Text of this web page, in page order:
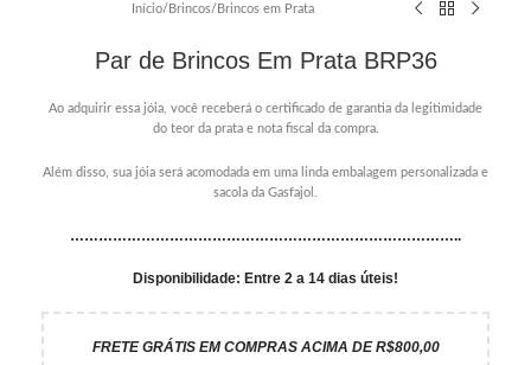
Início/ Brincos/ Brincos em Prata
Par de Brincos Em Prata BRP36
Ao adquirir essa jóia, você receberá o certificado de garantia da legitimidade
do teor da prata e nota fiscal da compra.
Além disso, sua jóia será acomodada em uma linda embalagem personalizada e
sacola da Gasfajol.
………………………………………………………………………..
Disponibilidade: Entre 2 a 14 dias úteis!
FRETE GRÁTIS EM COMPRAS ACIMA DE R$800,00